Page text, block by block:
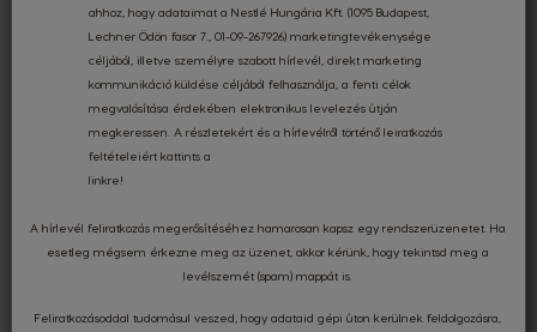
ahhoz, hogy adataimat a Nestlé Hungária Kft. (1095 Budapest,
Lechner Ödön fasor 7., 01-09-267926) marketingtevékenysége
céljából, illetve személyre szabott hírlevél, direkt marketing
kommunikáció küldése céljából felhasználja, a fenti célok
megvalósítása érdekében elektronikus levelezés útján
megkeressen. A részletekért és a hírlevélről történő leiratkozás
feltételeiért kattints a
linkre!
A hírlevél feliratkozás megerősítéséhez hamarosan kapsz egy rendszerüzenetet. Ha
esetleg mégsem érkezne meg az üzenet, akkor kérünk, hogy tekintsd meg a
levélszemét (spam) mappát is.
Feliratkozásoddal tudomásul veszed, hogy adataid gépi úton kerülnek feldolgozásra,
INGYENES SZÁLLÍTÁS17 000 FT FELETT
KÜLÖNLEGES AJÁNLATOK
BIZTONSÁGOSKÁRTYÁS FIZETÉS